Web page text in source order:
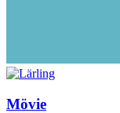
Mövie